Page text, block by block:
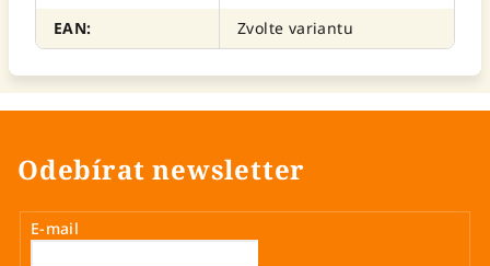
EAN: Zvolte variantu
Odebírat newsletter
E-mail